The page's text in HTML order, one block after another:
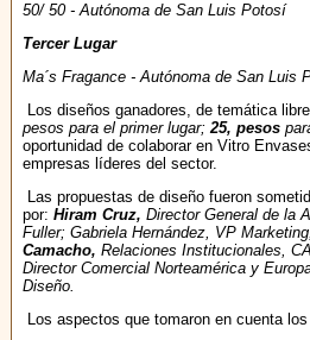
50/ 50 - Autónoma de San Luis Potosí
Tercer Lugar
Ma´s Fragance - Autónoma de San Luis
Los diseños ganadores, de temática
pesos para el primer lugar;25, pesos
oportunidad de colaborar en Vitro
empresas líderes del sector.
Las propuestas de diseño fueron
por: Hiram Cruz, Director General de la
Fuller; Gabriela Hernández, VP
Camacho, Relaciones Institucionales,
Director Comercial Norteamérica y
Diseño.
Los aspectos que tomaron en cuenta